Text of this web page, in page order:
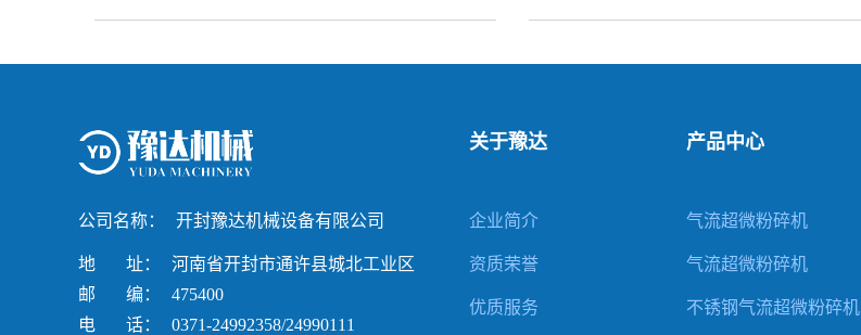
公司名称： 开封豫达机械设备有限公司
地 址：
河南省开封市通许县城北工业区
邮 编：
475400
电 话：
0371-24992358/24990111
关于豫达
企业简介
资质荣誉
优质服务
产品中心
气流超微粉碎机
气流超微粉碎机
不锈钢气流超微粉碎机